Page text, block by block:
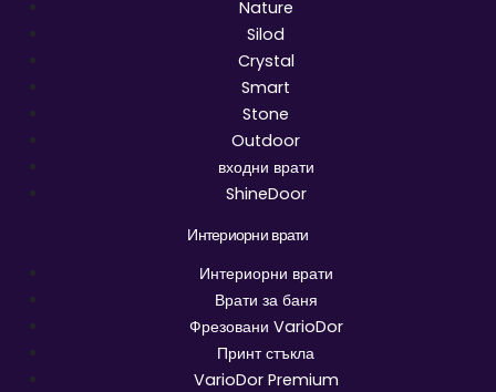
Nature
Silod
Crystal
Smart
Stone
Outdoor
входни врати
ShineDoor
Интериорни врати
Интериорни врати
Врати за баня
Фрезовани VarioDor
Принт стъкла
VarioDor Premium